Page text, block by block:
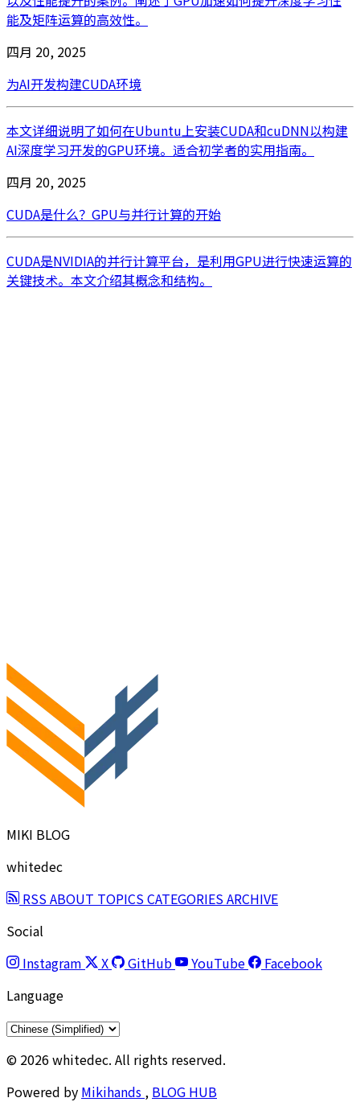
能及矩阵运算的高效性。
四月 20, 2025
为AI开发构建CUDA环境
本文详细说明了如何在Ubuntu上安装CUDA和cuDNN以构建
AI深度学习开发的GPU环境。适合初学者的实用指南。
四月 20, 2025
CUDA是什么？GPU与并行计算的开始
CUDA是NVIDIA的并行计算平台，是利用GPU进行快速运算的
关键技术。本文介绍其概念和结构。
MIKI BLOG
whitedec
RSSABOUT TOPICSCATEGORIESARCHIVE
Social
Instagram
X GitHub YouTube
Facebook
Language
© 2026 whitedec. All rights reserved.
Powered by Mikihands , BLOG HUB